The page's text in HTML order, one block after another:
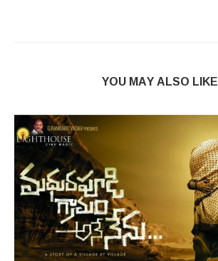
YOU MAY ALSO LIKE